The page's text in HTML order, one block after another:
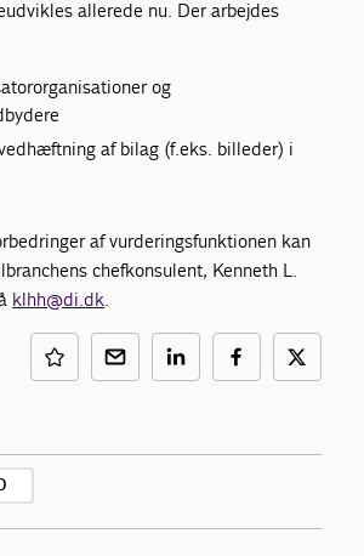
allerede nu. Der arbejdes
og
af bilag (f.eks. billeder) i
af vurderingsfunktionen kan
chefkonsulent, Kenneth L.
klhh@di.dk